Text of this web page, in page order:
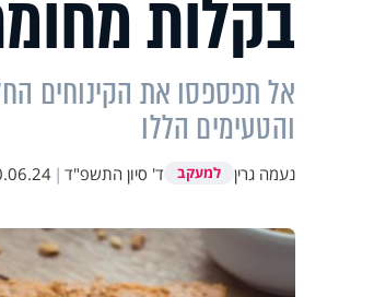
בקלות
אל תפספסו את הקינוחים
והטעימים הללו
נעמה גרין למעקב ד' סיון התשפ"ד |